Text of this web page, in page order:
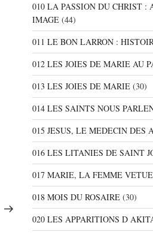
suivant
010 LA PASSION DU CHRIST :
IMAGE(44)
011 LE BON LARRON :
012 LES JOIES DE MARIE AU
013 LES JOIES DE MARIE(30)
014 LES SAINTS NOUS
015 JESUS, LE MEDECIN DES
016 LES LITANIES DE SAINT
017 MARIE, LA FEMME
018 MOIS DU ROSAIRE(30)
020 LES APPARITIONS D